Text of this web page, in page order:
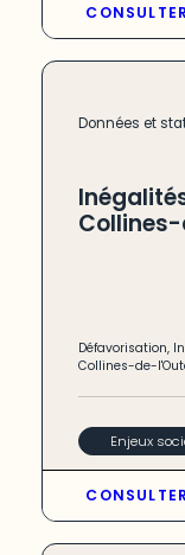
CONSULTER
Données et
Défavorisation,
Collines-de-
Enjeux
CONSULTER